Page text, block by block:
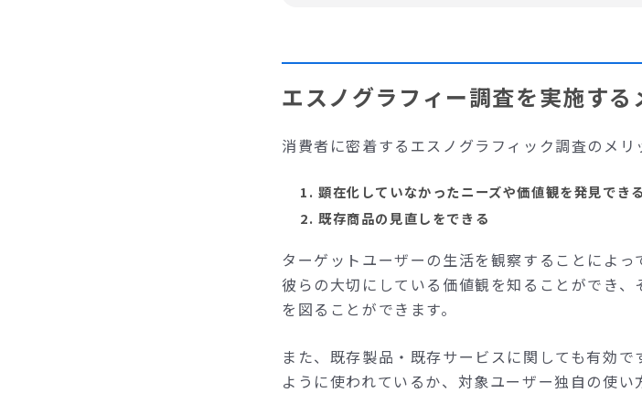
エスノグラフィー調査を実施する
消費者に密着するエスノグラフィック調査のメリ
顕在化していなかったニーズや価値観を発見できる
既存商品の見直しをできる
ターゲットユーザーの生活を観察することによ
彼らの大切にしている価値観を知ることができ
を図ることができます。
また、既存製品・既存サービスに関しても有効
ように使われているか、対象ユーザー独自の使